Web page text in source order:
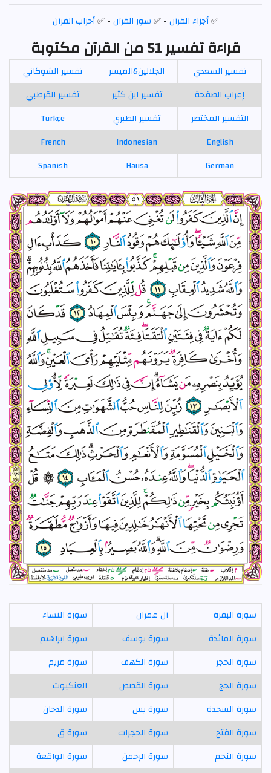
✅أجزاء القرآن- ✅سور القرآن- ✅أحزاب القرآن
قراءة تفسير 51 من القرآن مكتوبة
تفسير السعدي الجلالين&الميسر
تفسير الشوكاني
إعراب الصفحة
تفسير ابن كثير
تفسير القرطبي
التفسير المختصر
تفسير الطبري
Türkçe
English
Indonesian
French
German
Hausa
Spanish
سورة البقرة آل عمران
سورة النساء
سورة المائدة
سورة يوسف
سورة ابراهيم
سورة الحجر
سورة الكهف
سورة مريم
سورة الحج
سورة القصص
العنكبوت
سورة السجدة
سورة يس
سورة الدخان
سورة الفتح
سورة الحجرات
سورة ق
سورة النجم
سورة الرحمن
سورة الواقعة